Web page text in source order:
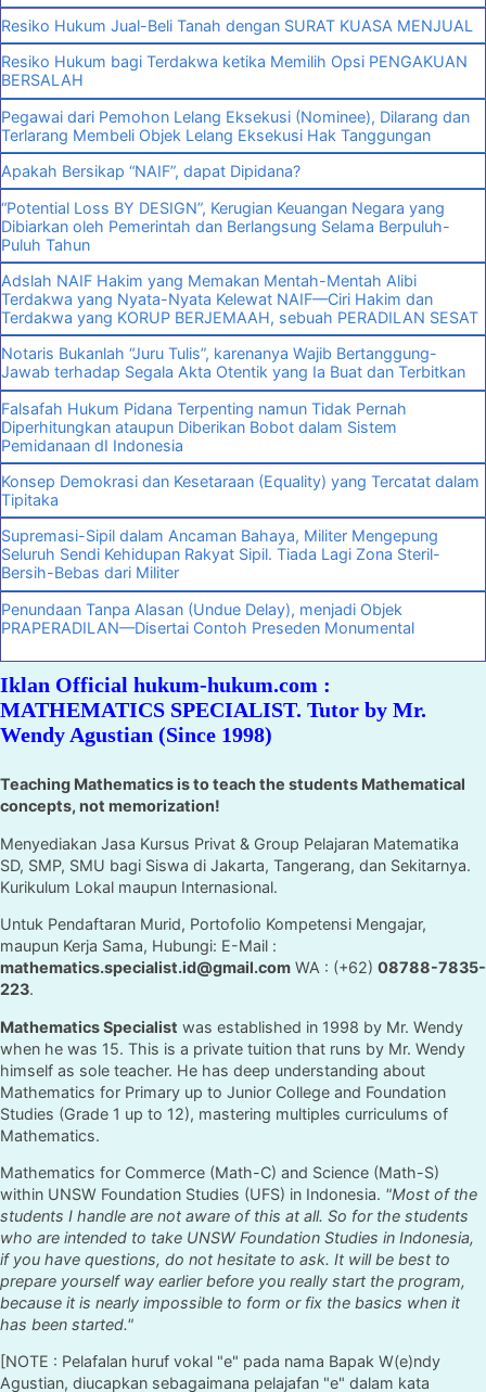
Resiko Hukum Jual-Beli Tanah dengan SURAT KUASA MENJUAL
Resiko Hukum bagi Terdakwa ketika Memilih Opsi PENGAKUAN
BERSALAH
Pegawai dari Pemohon Lelang Eksekusi (Nominee), Dilarang dan
Terlarang Membeli Objek Lelang Eksekusi Hak Tanggungan
Apakah Bersikap “NAIF”, dapat Dipidana?
“Potential Loss BY DESIGN”, Kerugian Keuangan Negara yang
Dibiarkan oleh Pemerintah dan Berlangsung Selama Berpuluh-
Puluh Tahun
Adslah NAIF Hakim yang Memakan Mentah-Mentah Alibi
Terdakwa yang Nyata-Nyata Kelewat NAIF—Ciri Hakim dan
Terdakwa yang KORUP BERJEMAAH, sebuah PERADILAN SESAT
Notaris Bukanlah “Juru Tulis”, karenanya Wajib Bertanggung-
Jawab terhadap Segala Akta Otentik yang Ia Buat dan Terbitkan
Falsafah Hukum Pidana Terpenting namun Tidak Pernah
Diperhitungkan ataupun Diberikan Bobot dalam Sistem
Pemidanaan dI Indonesia
Konsep Demokrasi dan Kesetaraan (Equality) yang Tercatat dalam
Tipitaka
Supremasi-Sipil dalam Ancaman Bahaya, Militer Mengepung
Seluruh Sendi Kehidupan Rakyat Sipil. Tiada Lagi Zona Steril-
Bersih-Bebas dari Militer
Penundaan Tanpa Alasan (Undue Delay), menjadi Objek
PRAPERADILAN—Disertai Contoh Preseden Monumental
Iklan Official hukum-hukum.com :
MATHEMATICS SPECIALIST. Tutor by Mr.
Wendy Agustian (Since 1998)
Teaching Mathematics is to teach the students Mathematical
concepts, not memorization!
Menyediakan Jasa Kursus Privat & Group Pelajaran Matematika
SD, SMP, SMU bagi Siswa di Jakarta, Tangerang, dan Sekitarnya.
Kurikulum Lokal maupun Internasional.
Untuk Pendaftaran Murid, Portofolio Kompetensi Mengajar,
maupun Kerja Sama, Hubungi: E-Mail :
mathematics.specialist.id@gmail.com WA : (+62) 08788-7835-
223.
Mathematics Specialist was established in 1998 by Mr. Wendy
when he was 15. This is a private tuition that runs by Mr. Wendy
himself as sole teacher. He has deep understanding about
Mathematics for Primary up to Junior College and Foundation
Studies (Grade 1 up to 12), mastering multiples curriculums of
Mathematics.
Mathematics for Commerce (Math-C) and Science (Math-S)
within UNSW Foundation Studies (UFS) in Indonesia. "Most of the
students I handle are not aware of this at all. So for the students
who are intended to take UNSW Foundation Studies in Indonesia,
if you have questions, do not hesitate to ask. It will be best to
prepare yourself way earlier before you really start the program,
because it is nearly impossible to form or fix the basics when it
has been started."
[NOTE : Pelafalan huruf vokal "e" pada nama Bapak W(e)ndy
Agustian, diucapkan sebagaimana pelajafan "e" dalam kata